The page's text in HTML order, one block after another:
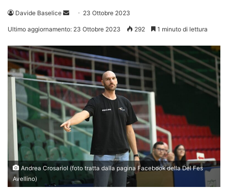
Davide Baselice
Invia 23 Ottobre 2023
Ultimo aggiornamento: 23 Ottobre 2023 292 1 minuto di lettura
Andrea Crosariol (foto tratta dalla pagina Facebook della Del Fes
Avellino)